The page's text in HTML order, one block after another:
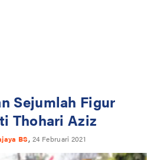
Sejumlah Figur
Thohari Aziz
BS,24 Februari 2021